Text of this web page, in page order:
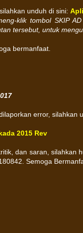
unduh di sini:
klik tombol SKIP
tersebut, untuk
bermanfaat.
error, silahkan
2015 Rev
dan saran, silahkan
Semoga